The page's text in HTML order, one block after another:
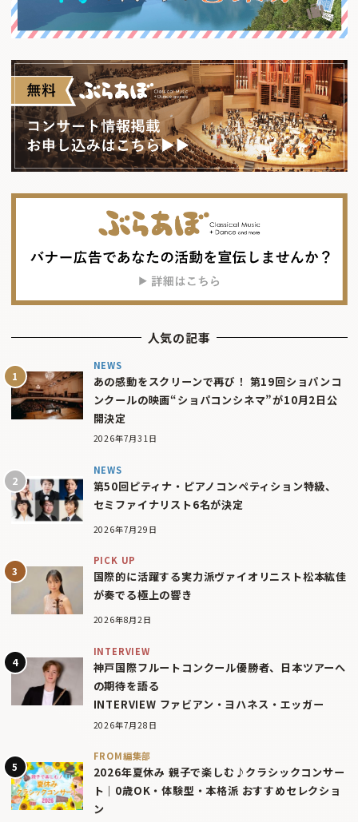
人気の記事
NEWS
あの感動をスクリーンで再び！ 第19回ショパンコ
ンクールの映画“ショパコンシネマ”が10月2日公
開決定
2026年7月31日
NEWS
第50回ピティナ・ピアノコンペティション特級、
セミファイナリスト6名が決定
2026年7月29日
PICK UP
国際的に活躍する実力派ヴァイオリニスト松本紘佳
が奏でる極上の響き
2026年8月2日
INTERVIEW
神戸国際フルートコンクール優勝者、日本ツアーへ
の期待を語る
INTERVIEW ファビアン・ヨハネス・エッガー
2026年7月28日
FROM編集部
2026年夏休み 親子で楽しむ♪クラシックコンサー
ト｜0歳OK・体験型・本格派 おすすめセレクショ
ン